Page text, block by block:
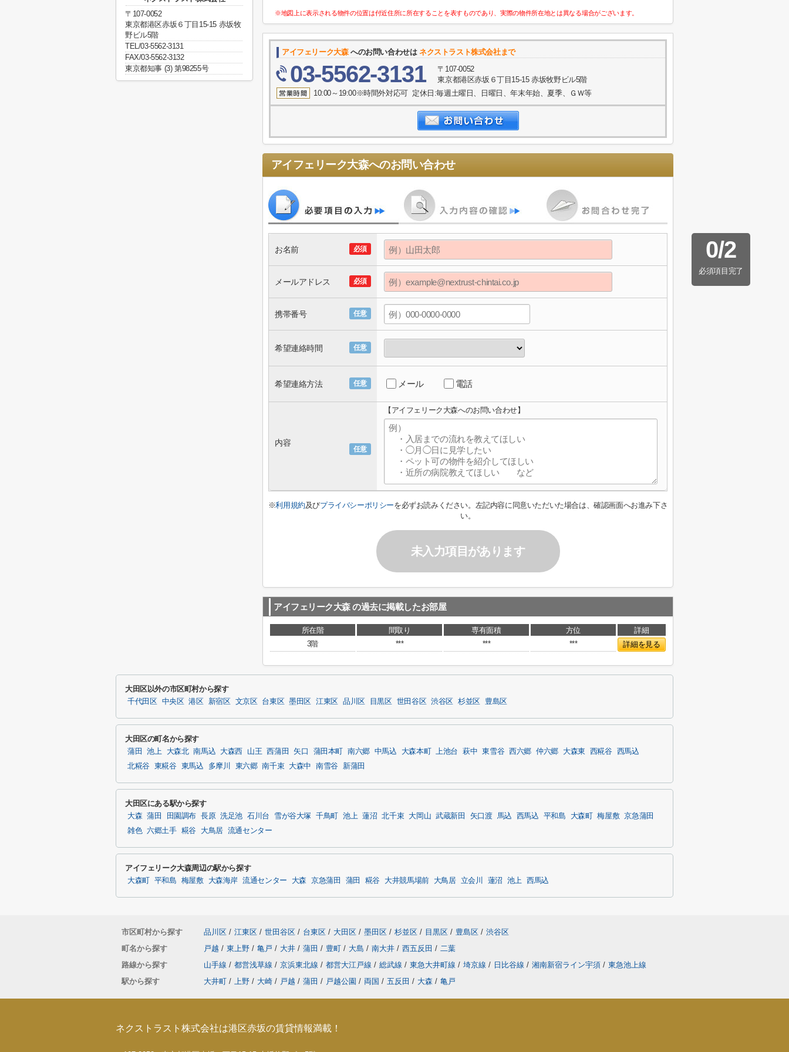
※地図上に表示される物件の位置は付近住所に所在することを表すものであり、実際の物件所在地とは異なる場合がございます。
アイフェリーク大森へのお問い合わせはネクストラスト株式会社まで
03-5562-3131
〒107-0052
東京都港区赤坂６丁目15-15 赤坂牧野ビル5階
10:00～19:00※時間外対応可 定休日:毎週土曜日、日曜日、年末年始、夏季、ＧＷ等
アイフェリーク大森へのお問い合わせ
0/2
必須項目完了
必須
お名前
必須
メールアドレス
任意
携帯番号
任意
希望連絡時間
任意
希望連絡方法 メール 電話
任意
内容
【アイフェリーク大森へのお問い合わせ】
※利用規約及びプライバシーポリシーを必ずお読みください。左記内容に同意いただいた場合は、確認画面へお進み下さ
い。
未入力項目があります
アイフェリーク大森の過去に掲載したお部屋
所在階 間取り 専有面積 方位
詳細
3階
*** *** *** 詳細を見る
〒107-0052
東京都港区赤坂６丁目15-15 赤坂牧
野ビル5階
TEL/03-5562-3131
FAX/03-5562-3132
東京都知事 (3) 第98255号
大田区以外の市区町村から探す
千代田区 中央区 港区 新宿区 文京区 台東区 墨田区 江東区 品川区 目黒区 世田谷区 渋谷区 杉並区 豊島区
大田区の町名から探す
蒲田 池上 大森北 南馬込 大森西 山王 西蒲田 矢口 蒲田本町 南六郷 中馬込 大森本町 上池台 萩中 東雪谷 西六郷 仲六郷 大森東 西糀谷
西馬込
北糀谷 東糀谷 東馬込 多摩川 東六郷 南千束 大森中 南雪谷 新蒲田
大田区にある駅から探す
大森 蒲田 田園調布 長原 洗足池 石川台 雪が谷大塚 千鳥町 池上 蓮沼 北千束 大岡山 武蔵新田 矢口渡 馬込 西馬込 平和島 大森町 梅屋敷 京急蒲田
雑色 六郷土手 糀谷 大鳥居 流通センター
アイフェリーク大森周辺の駅から探す
大森町 平和島 梅屋敷 大森海岸 流通センター 大森 京急蒲田 蒲田 糀谷 大井競馬場前 大鳥居 立会川 蓮沼 池上 西馬込
市区町村から探す 品川区 / 江東区 / 世田谷区 / 台東区 / 大田区 / 墨田区 / 杉並区 / 目黒区 / 豊島区 / 渋谷区
町名から探す
戸越 / 東上野 / 亀戸 / 大井 / 蒲田 / 豊町 / 大島 / 南大井 / 西五反田 / 二葉
路線から探す
山手線 / 都営浅草線 / 京浜東北線 / 都営大江戸線 / 総武線 / 東急大井町線 / 埼京線 / 日比谷線 / 湘南新宿ライン宇須 / 東急池上線
駅から探す
大井町 / 上野 / 大崎 / 戸越 / 蒲田 / 戸越公園 / 両国 / 五反田 / 大森 / 亀戸
ネクストラスト株式会社は港区赤坂の賃貸情報満載！